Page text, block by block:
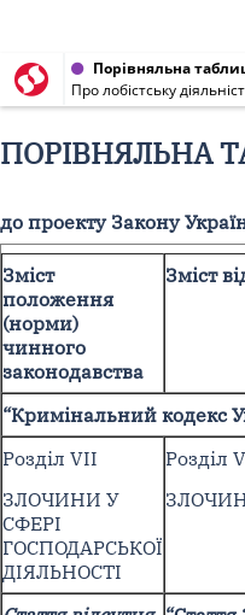
Порівняльна
Про лобістську